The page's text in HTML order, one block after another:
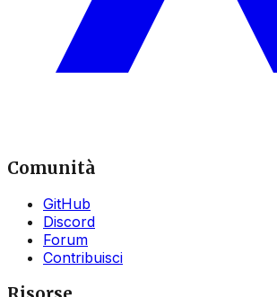
Comunità
GitHub
Discord
Forum
Contribuisci